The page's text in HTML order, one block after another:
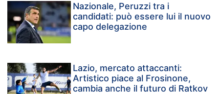
Nazionale, Peruzzi tra i
candidati: può essere lui il nuovo
capo delegazione
Lazio, mercato attaccanti:
Artistico piace al Frosinone,
cambia anche il futuro di Ratkov